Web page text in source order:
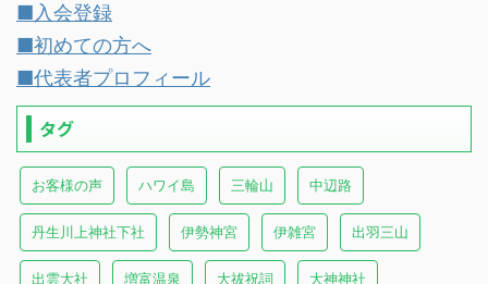
■入会登録
■初めての方へ
■代表者プロフィール
タグ
お客様の声 ハワイ島 三輪山 中辺路
丹生川上神社下社 伊勢神宮 伊雑宮 出羽三山
出雲大社 増富温泉 大祓祝詞 大神神社